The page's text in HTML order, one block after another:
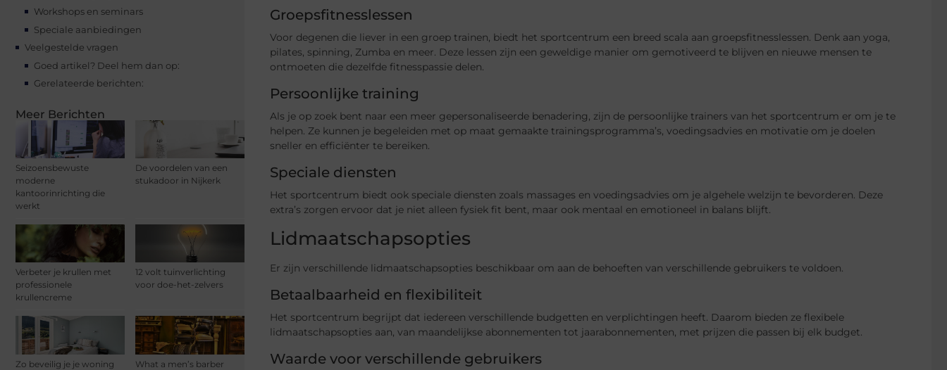
Workshops en seminars
Speciale aanbiedingen
Veelgestelde vragen
Goed artikel? Deel hem dan op:
Gerelateerde berichten:
Meer Berichten
Seizoensbewuste
moderne
kantoorinrichting die
werkt
De voordelen van een
stukadoor in Nijkerk
Verbeter je krullen met
professionele
krullencreme
12 volt tuinverlichting
voor doe-het-zelvers
Zo beveilig je je woning
What a men’s barber
Groepsfitnesslessen
Voor degenen die liever in een groep trainen, biedt het sportcentrum een breed scala aan groepsfitnesslessen. Denk aan yoga,
pilates, spinning, Zumba en meer. Deze lessen zijn een geweldige manier om gemotiveerd te blijven en nieuwe mensen te
ontmoeten die dezelfde fitnesspassie delen.
Persoonlijke training
Als je op zoek bent naar een meer gepersonaliseerde benadering, zijn de persoonlijke trainers van het sportcentrum er om je te
helpen. Ze kunnen je begeleiden met op maat gemaakte trainingsprogramma’s, voedingsadvies en motivatie om je doelen
sneller en efficiënter te bereiken.
Speciale diensten
Het sportcentrum biedt ook speciale diensten zoals massages en voedingsadvies om je algehele welzijn te bevorderen. Deze
extra’s zorgen ervoor dat je niet alleen fysiek fit bent, maar ook mentaal en emotioneel in balans blijft.
Lidmaatschapsopties
Er zijn verschillende lidmaatschapsopties beschikbaar om aan de behoeften van verschillende gebruikers te voldoen.
Betaalbaarheid en flexibiliteit
Het sportcentrum begrijpt dat iedereen verschillende budgetten en verplichtingen heeft. Daarom bieden ze flexibele
lidmaatschapsopties aan, van maandelijkse abonnementen tot jaarabonnementen, met prijzen die passen bij elk budget.
Waarde voor verschillende gebruikers